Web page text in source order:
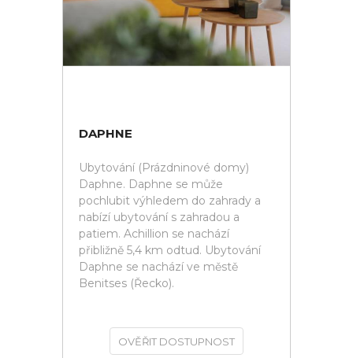
DAPHNE
Ubytování (Prázdninové domy)
Daphne. Daphne se může
pochlubit výhledem do zahrady a
nabízí ubytování s zahradou a
patiem. Achillion se nachází
přibližně 5,4 km odtud. Ubytování
Daphne se nachází ve městě
Benitses (Řecko).
OVĚŘIT DOSTUPNOST